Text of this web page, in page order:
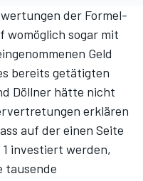
der Formel-
womöglich sogar mit
Geld
bereits getätigten
Döllner hätte nicht
erklären
auf der einen Seite
investiert werden,
tausende